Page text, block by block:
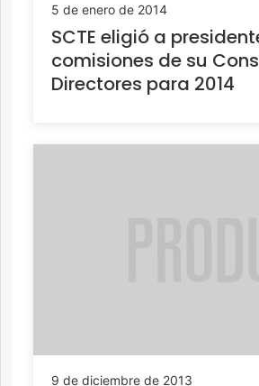
5 de enero de 2014
SCTE eligió a
comisiones de su
Directores para 2014
9 de diciembre de 2013